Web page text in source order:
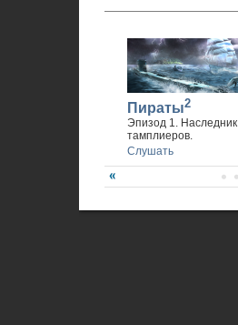
Пираты2
Эпизод 1. Наследник
тамплиеров.
Слушать